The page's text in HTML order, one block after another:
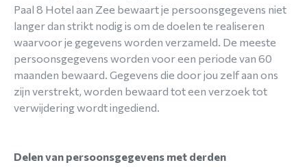
Paal 8 Hotel aan Zee bewaart je persoonsgegevens niet
langer dan strikt nodig is om de doelen te realiseren
waarvoor je gegevens worden verzameld. De meeste
persoonsgegevens worden voor een periode van 60
maanden bewaard. Gegevens die door jou zelf aan ons
zijn verstrekt, worden bewaard tot een verzoek tot
verwijdering wordt ingediend.
Delen van persoonsgegevens met derden